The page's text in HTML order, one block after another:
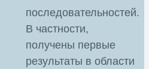
последовательностей.
В частности,
получены первые
результаты в области